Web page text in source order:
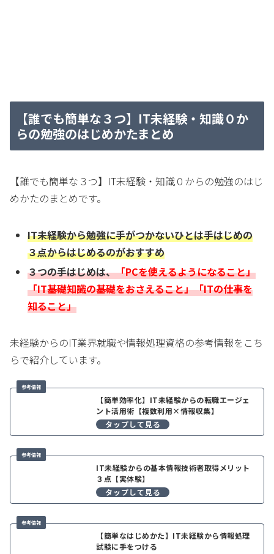
【誰でも簡単な３つ】IT未経験・知識０か
らの勉強のはじめかたまとめ
【誰でも簡単な３つ】IT未経験・知識０からの勉強のはじ
めかたのまとめです。
IT未経験から勉強に手がつかないひとは手はじめの
３点からはじめるのがおすすめ
３つの手はじめは、「PCを使えるようになること」
「IT基礎知識の基礎をおさえること」「ITの仕事を
知ること」
未経験からのIT業界就職や情報処理資格の参考情報をこち
らで紹介しています。
【簡単効率化】IT未経験からの転職エージェ
ント活用術【複数利用×情報収集】
IT未経験からの基本情報技術者取得メリット
３点【実体験】
【簡単なはじめかた】IT未経験から情報処理
試験に手をつける